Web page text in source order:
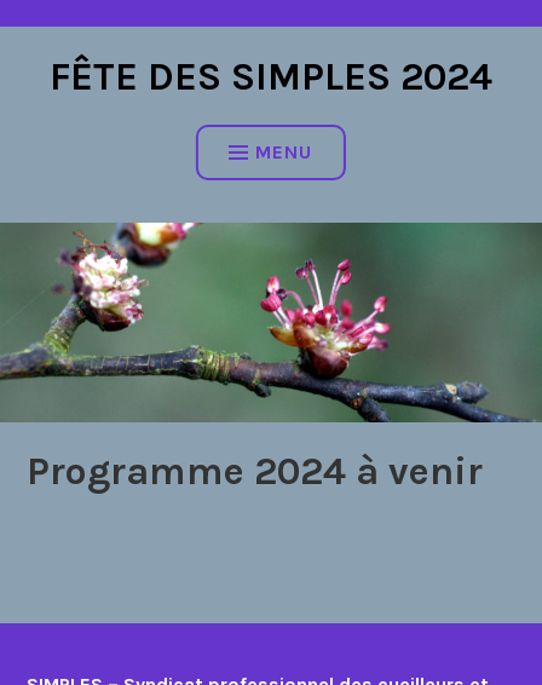
contenuFÊTE DES SIMPLES 2024
MENU
Programme 2024 à venir